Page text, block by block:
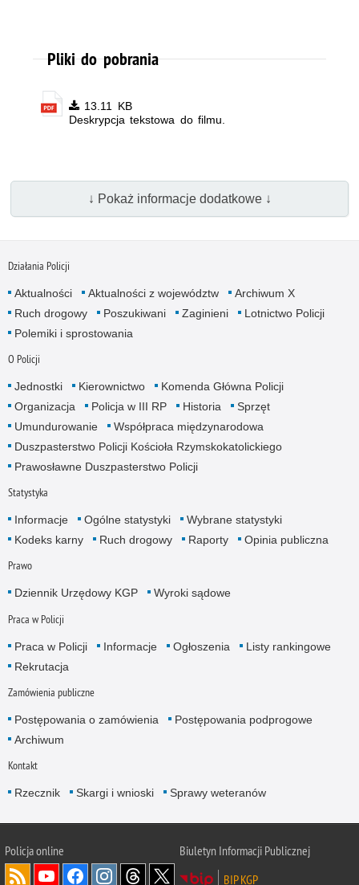
Pliki do pobrania
13.11 KB
Deskrypcja tekstowa do filmu.
↓ Pokaż informacje dodatkowe ↓
Działania Policji
Aktualności Aktualności z województw
Archiwum X
Ruch drogowy
Poszukiwani Zaginieni
Lotnictwo Policji
Polemiki i sprostowania
O Policji
Jednostki Kierownictwo
Komenda Główna Policji
Organizacja
Policja w III RP Historia
Sprzęt
Umundurowanie
Współpraca międzynarodowa
Duszpasterstwo Policji Kościoła Rzymskokatolickiego
Prawosławne Duszpasterstwo Policji
Statystyka
Informacje Ogólne statystyki
Wybrane statystyki
Kodeks karny
Ruch drogowy Raporty Opinia publiczna
Prawo
Dziennik Urzędowy KGP Wyroki sądowe
Praca w Policji
Praca w Policji Informacje Ogłoszenia
Listy rankingowe
Rekrutacja
Zamówienia publiczne
Postępowania o zamówienia
Postępowania podprogowe
Archiwum
Kontakt
Rzecznik Skargi i wnioski Sprawy weteranów
Policjaonline
Biuletyn Informacji Publicznej
BIP KGP